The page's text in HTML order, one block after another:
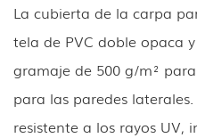
La cubierta de la carpa
tela de PVC doble opaca
gramaje de 500 g/m²
para las paredes
resistente a los rayos UV,